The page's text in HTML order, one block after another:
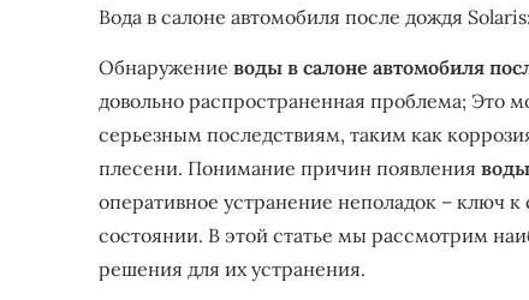
Вода в салоне автомобиля после дождя
Обнаружение воды в салоне автомобиля
довольно распространенная проблема; Это
серьезным последствиям, таким как
плесени. Понимание причин появления
оперативное устранение неполадок – ключ
состоянии. В этой статье мы рассмотрим
решения для их устранения.